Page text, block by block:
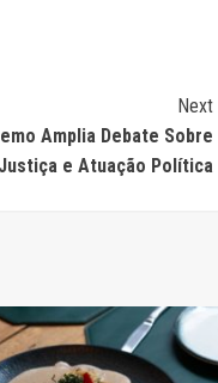
Next
Amplia Debate Sobre
e Atuação Política